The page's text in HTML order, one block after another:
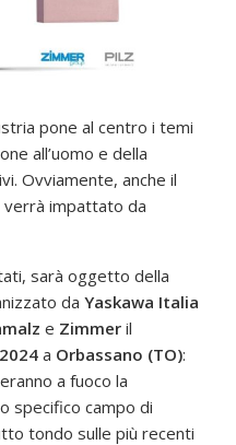
pone al centro i temi
all’uomo e della
Ovviamente, anche il
verrà impattato da
sarà oggetto della
da Yaskawa Italia
e Zimmer il
a Orbassano (TO):
a fuoco la
specifico campo di
tondo sulle più recenti